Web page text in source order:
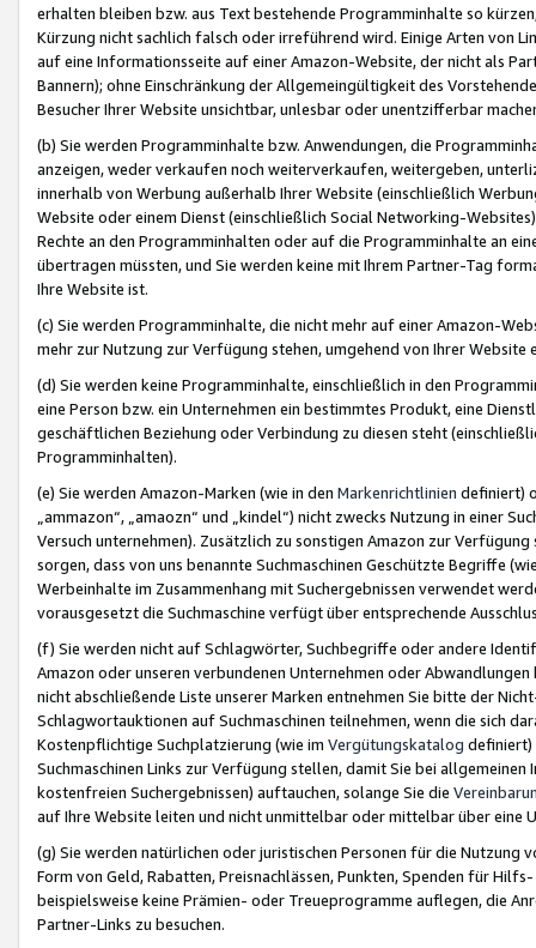
erhalten bleiben bzw. aus Text bestehende Programminhalte so
Kürzung nicht sachlich falsch oder irreführend wird. Einige Arten von
auf eine Informationsseite auf einer Amazon-Website, der nicht als
Bannern); ohne Einschränkung der Allgemeingültigkeit des
Besucher Ihrer Website unsichtbar, unlesbar oder unentzifferbar
(b) Sie werden Programminhalte bzw. Anwendungen, die
anzeigen, weder verkaufen noch weiterverkaufen, weitergeben,
innerhalb von Werbung außerhalb Ihrer Website (einschließlich
Website oder einem Dienst (einschließlich Social Networking-
Rechte an den Programminhalten oder auf die Programminhalte an
übertragen müssten, und Sie werden keine mit Ihrem Partner-Tag
Ihre Website ist.
(c) Sie werden Programminhalte, die nicht mehr auf einer Amazon-
mehr zur Nutzung zur Verfügung stehen, umgehend von Ihrer
(d) Sie werden keine Programminhalte, einschließlich in den
eine Person bzw. ein Unternehmen ein bestimmtes Produkt, eine
geschäftlichen Beziehung oder Verbindung zu diesen steht
Programminhalten).
(e) Sie werden Amazon-Marken (wie in den Markenrichtlinien definiert)
„ammazon“, „amaozn“ und „kindel“) nicht zwecks Nutzung in einer
Versuch unternehmen). Zusätzlich zu sonstigen Amazon zur
sorgen, dass von uns benannte Suchmaschinen Geschützte Begriffe
Werbeinhalte im Zusammenhang mit Suchergebnissen verwendet
vorausgesetzt die Suchmaschine verfügt über entsprechende
(f) Sie werden nicht auf Schlagwörter, Suchbegriffe oder andere
Amazon oder unseren verbundenen Unternehmen oder
nicht abschließende Liste unserer Marken entnehmen Sie bitte der
Schlagwortauktionen auf Suchmaschinen teilnehmen, wenn die sich
Kostenpflichtige Suchplatzierung (wie im Vergütungskatalog definiert)
Suchmaschinen Links zur Verfügung stellen, damit Sie bei
kostenfreien Suchergebnissen) auftauchen, solange Sie die
auf Ihre Website leiten und nicht unmittelbar oder mittelbar über eine
(g) Sie werden natürlichen oder juristischen Personen für die Nutzung
Form von Geld, Rabatten, Preisnachlässen, Punkten, Spenden für
beispielsweise keine Prämien- oder Treueprogramme auflegen, die
Partner-Links zu besuchen.